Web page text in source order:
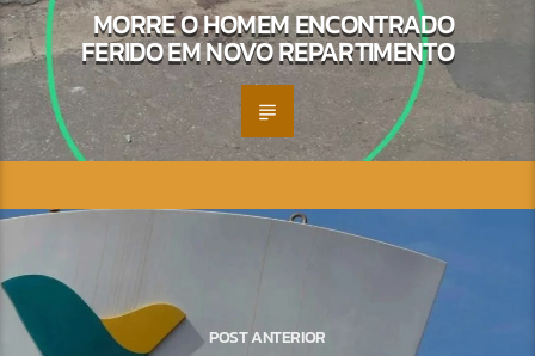
MORRE O HOMEM ENCONTRADO
FERIDO EM NOVO REPARTIMENTO
POST ANTERIOR